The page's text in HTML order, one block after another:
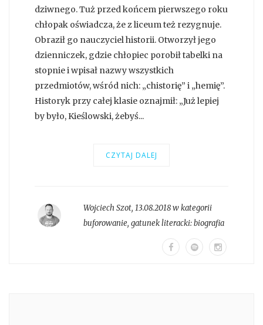
dziwnego. Tuż przed końcem pierwszego roku
chłopak oświadcza, że z liceum też rezygnuje.
Obraził go nauczyciel historii. Otworzył jego
dzienniczek, gdzie chłopiec porobił tabelki na
stopnie i wpisał nazwy wszystkich
przedmiotów, wśród nich: „chistorię” i „hemię”.
Historyk przy całej klasie oznajmił: „Już lepiej
by było, Kieślowski, żebyś...
CZYTAJ DALEJ
Wojciech Szot, 13.08.2018 w kategorii
buforowanie, gatunek literacki:biografia